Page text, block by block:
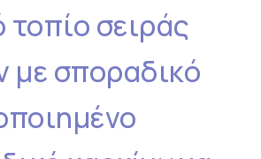
τοπίο σειράς
με σποραδικό